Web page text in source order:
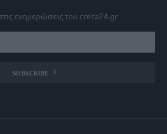
ενημερώσεις του creta24.gr
SUBSCRIBE